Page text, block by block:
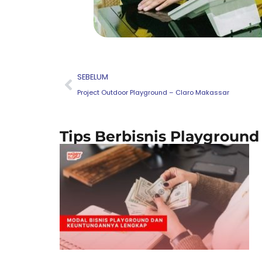
Prev
SEBELUM
Project Outdoor Playground – Claro Makassar
Tips Berbisnis Playground